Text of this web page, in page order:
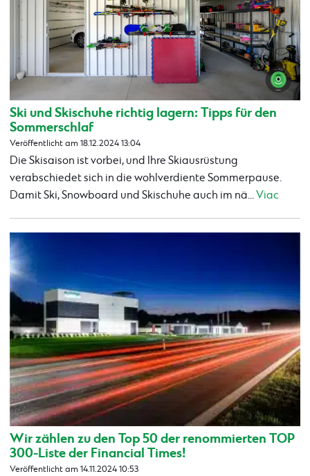
Ski und Skischuhe richtig lagern: Tipps für den
Sommerschlaf
Veröffentlicht am 18.12.2024 13:04
Die Skisaison ist vorbei, und Ihre Skiausrüstung
verabschiedet sich in die wohlverdiente Sommerpause.
Damit Ski, Snowboard und Skischuhe auch im nä...Viac
Wir zählen zu den Top 50 der renommierten TOP
300-Liste der Financial Times!
Veröffentlicht am 14.11.2024 10:53